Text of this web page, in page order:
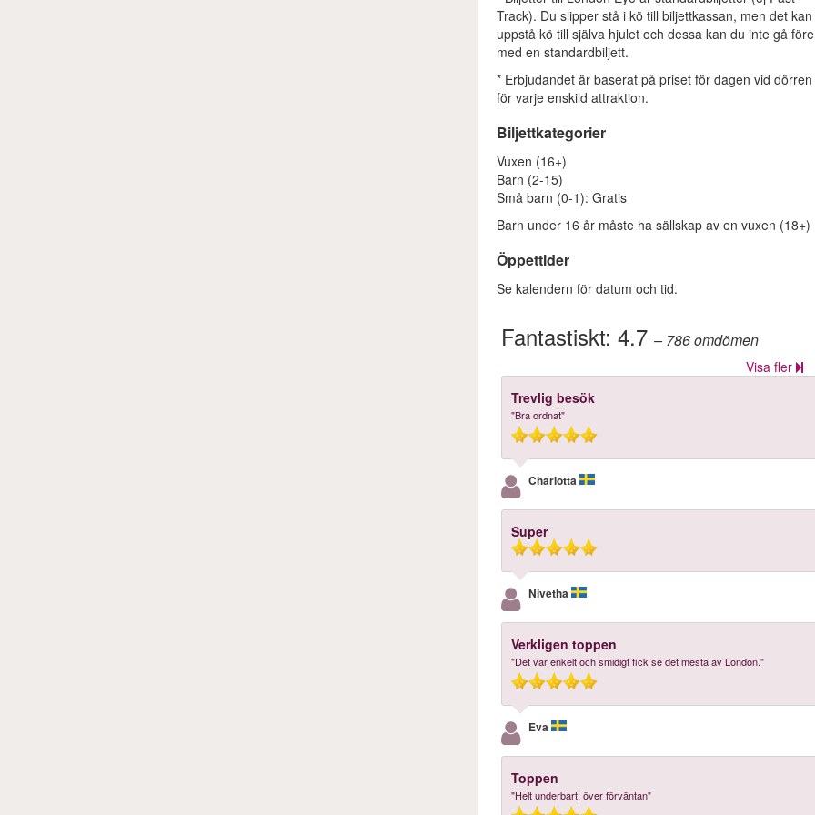
Track). Du slipper stå i kö till biljettkassan, men det kan
uppstå kö till själva hjulet och dessa kan du inte gå
med en standardbiljett.
* Erbjudandet är baserat på priset för dagen vid dörren
för varje enskild attraktion.
Biljettkategorier
Vuxen (16+)
Barn (2-15)
Små barn (0-1): Gratis
Barn under 16 år måste ha sällskap av en vuxen (18+)
Öppettider
Se kalendern för datum och tid.
Fantastiskt:4.7– 786omdömen
Visa fler
Trevlig besök
"Bra ordnat"
Charlotta
Super
Nivetha
Verkligen toppen
"Det var enkelt och smidigt fick se det mesta av London."
Eva
Toppen
"Helt underbart, över förväntan"